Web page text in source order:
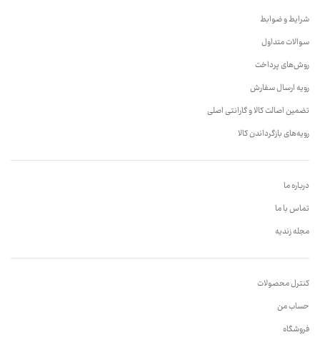
شرایط و ضوابط
سوالات متداول
روش‌های پرداخت
رویه ارسال سفارش
تضمین اصالت کالا و گارانتی اصلی
رویه‌های بازگرداندن کالا
درباره ما
تماس با ما
مجله زندیه
کنترل محصولات
حساب من
فروشگاه